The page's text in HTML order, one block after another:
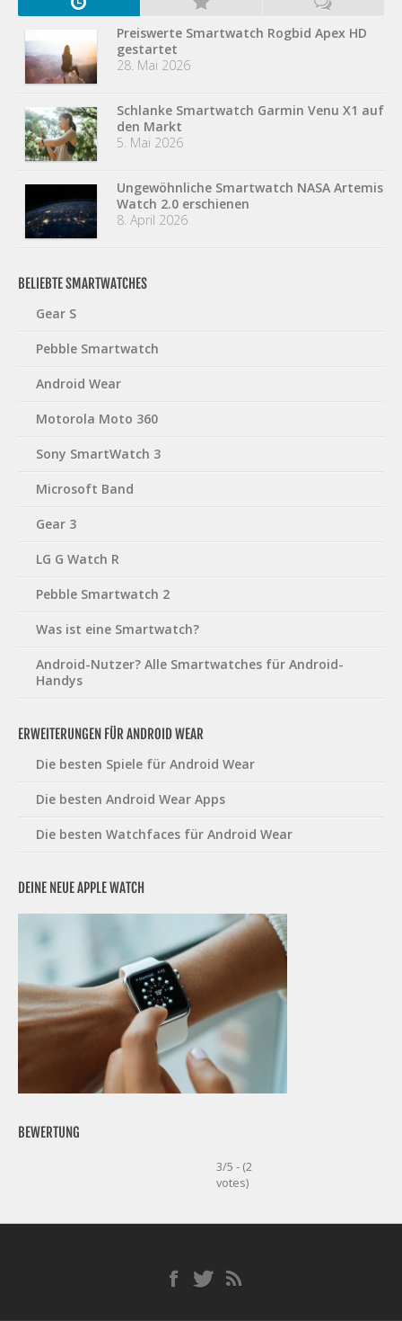
Preiswerte Smartwatch Rogbid Apex HD
gestartet
28. Mai 2026
Schlanke Smartwatch Garmin Venu X1 auf
den Markt
5. Mai 2026
Ungewöhnliche Smartwatch NASA Artemis
Watch 2.0 erschienen
8. April 2026
BELIEBTE SMARTWATCHES
Gear S
Pebble Smartwatch
Android Wear
Motorola Moto 360
Sony SmartWatch 3
Microsoft Band
Gear 3
LG G Watch R
Pebble Smartwatch 2
Was ist eine Smartwatch?
Android-Nutzer? Alle Smartwatches für Android-
Handys
ERWEITERUNGEN FÜR ANDROID WEAR
Die besten Spiele für Android Wear
Die besten Android Wear Apps
Die besten Watchfaces für Android Wear
DEINE NEUE APPLE WATCH
BEWERTUNG
3/5 - (2
votes)